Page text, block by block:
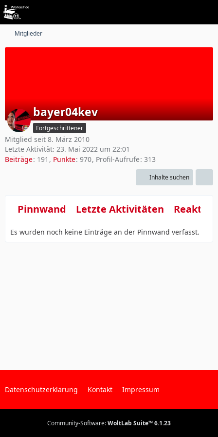
Mitglieder
bayer04kev
Fortgeschrittener
Mitglied seit 8. März 2010
Letzte Aktivität: 23. Mai 2022 um 22:01
Beiträge 191 Punkte 970 Profil-Aufrufe 313
Inhalte suchen
Pinnwand Letzte Aktivitäten
Es wurden noch keine Einträge an der Pinnwand verfasst.
Datenschutzerklärung Kontakt Impressum
Community-Software:WoltLab Suite™ 6.1.23